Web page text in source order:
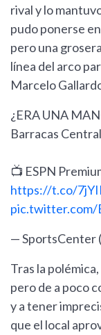
rival y lo
pudo ponerse
pero una
línea del arco
Marcelo
¿ERA UNA
Barracas
📺 ESPN
https://t.co/
pic.twitter.com/
— SportsCenter
Tras la
pero de a poco
y a tener
que el local